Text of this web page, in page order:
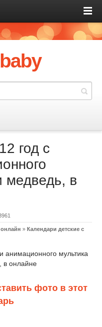
год с
медведь, в
» Календари детские с
анимационного мультика
в онлайне
фото в этот